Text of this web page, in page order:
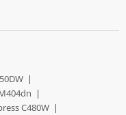
|
|
C480W |